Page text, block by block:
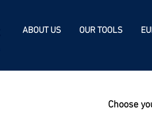
ABOUT US OUR TOOLS
Choose